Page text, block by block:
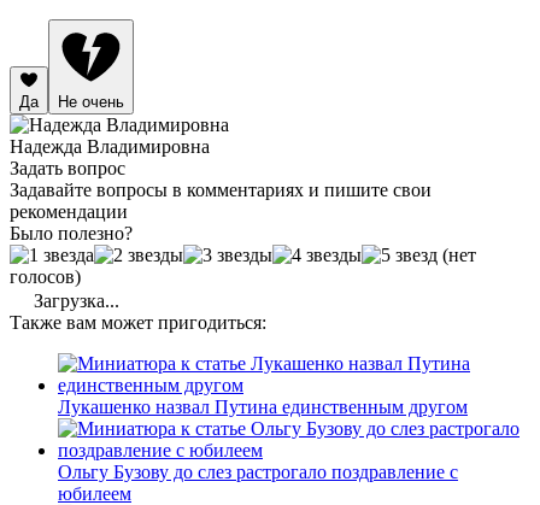
Да Не очень
Надежда Владимировна
Задать вопрос
Задавайте вопросы в комментариях и пишите свои
рекомендации
Было полезно?
(нет
голосов)
Загрузка...
Также вам может пригодиться:
Лукашенко назвал Путина единственным другом
Ольгу Бузову до слез растрогало поздравление с
юбилеем